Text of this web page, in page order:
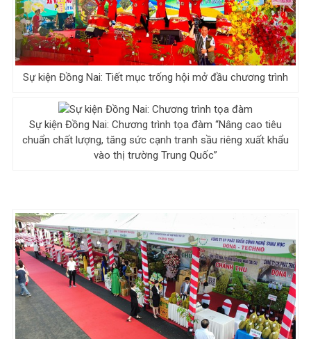
Sự kiện Đồng Nai: Tiết mục trống hội mở đầu chương trình
Sự kiện Đồng Nai: Chương trình tọa đàm “Nâng cao tiêu
chuẩn chất lượng, tăng sức cạnh tranh sầu riêng xuất khẩu
vào thị trường Trung Quốc”